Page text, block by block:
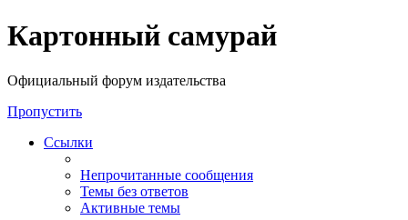
Регистрация
Картонный самурай
Официальный форум издательства
Пропустить
Ссылки
Непрочитанные сообщения
Темы без ответов
Активные темы